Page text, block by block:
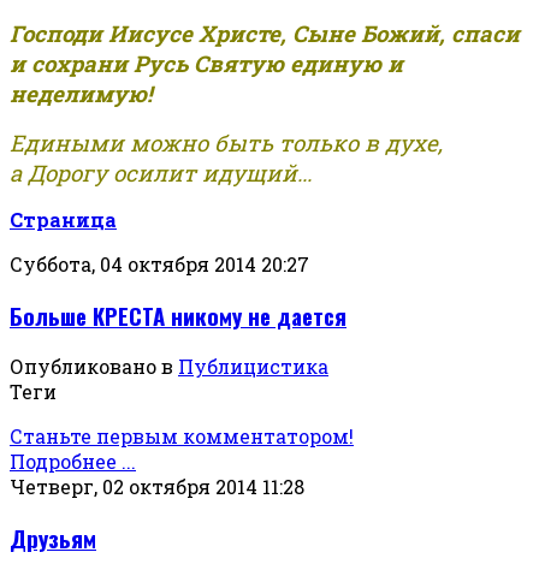
Господи Иисусе Христе, Сыне Божий, спаси
и сохрани Русь Святую единую и
неделимую!
Едиными можно быть только в духе,
а Дорогу осилит идущий...
Страница
Суббота, 04 октября 2014 20:27
Больше КРЕСТА никому не дается
Опубликовано в Публицистика
Теги
Станьте первым комментатором!
Подробнее ...
Четверг, 02 октября 2014 11:28
Друзьям